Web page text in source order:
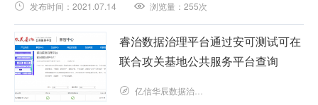
解决方案
伙伴
服务
发布时间：2021.07.14 浏览量：255次
睿治数据治理平台通过安可测试可在
联合攻关基地公共服务平台查询
亿信华辰数据治理研究院